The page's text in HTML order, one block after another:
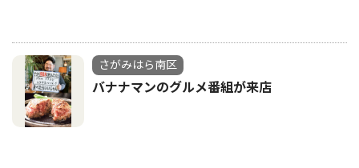
さがみはら南区
バナナマンのグルメ番組が来店